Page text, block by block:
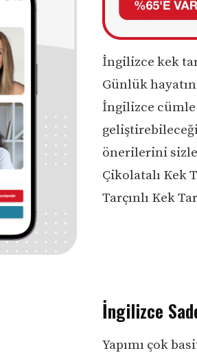
İngilizce kek
Günlük
İngilizce cümle
önerilerini
Çikolatalı Kek
Tarçınlı Kek
İngilizce
Yapımı çok